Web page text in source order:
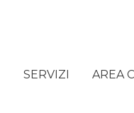
SERVIZI AREA